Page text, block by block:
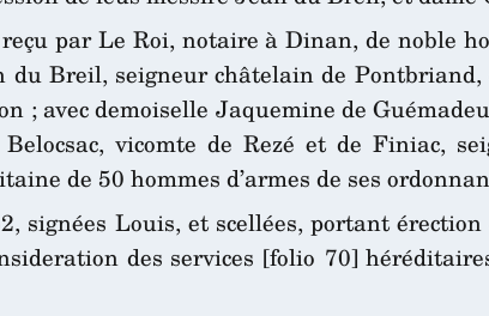
par Le Roi, notaire à Dinan, de noble
Breil, seigneur châtelain de
; avec demoiselle Jaquemine de
vicomte de Rezé et de Finiac,
de 50 hommes d’armes de ses
signées Louis, et scellées, portant
des services [folio 70]